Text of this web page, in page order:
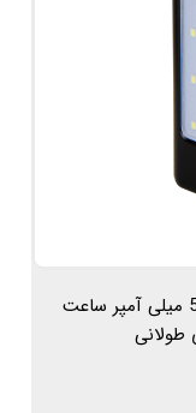
پاوربانک آکو مدل AP-15 با ظرفیت 50000 میلی آمپر ساعت